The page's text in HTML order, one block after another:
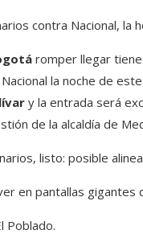
contra Nacional, la
romper llegar
la noche de
y la entrada será
de la alcaldía de
listo: posible
en pantallas
Poblado.